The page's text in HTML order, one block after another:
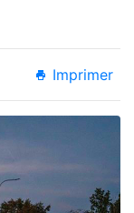
Imprimer